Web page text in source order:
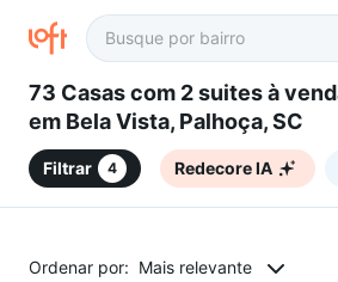
73 Casas com 2 suites à venda
em Bela Vista, Palhoça, SC
Filtrar 4 Redecore IA
Ordenar por: Mais relevante